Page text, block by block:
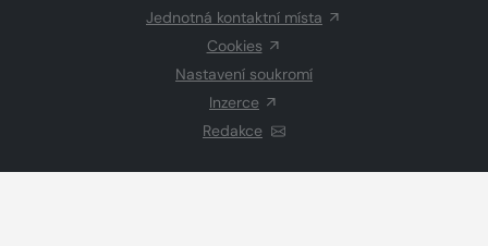
Jednotná kontaktní místa
Cookies
Nastavení soukromí
Inzerce
Redakce